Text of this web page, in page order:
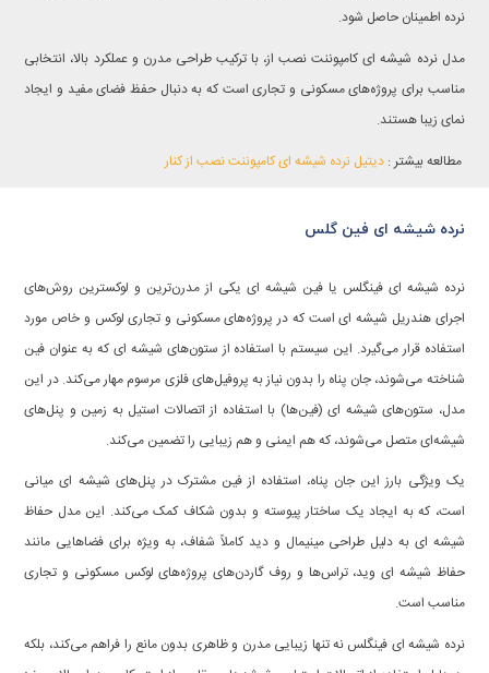
نرده اطمینان حاصل شود.
مدل نرده شیشه ای کامپوننت نصب از، با ترکیب طراحی مدرن و عملکرد بالا، انتخابی
مناسب برای پروژه‌های مسکونی و تجاری است که به دنبال حفظ فضای مفید و ایجاد
نمای زیبا هستند.
مطالعه بیشتر :دیتیل نرده شیشه ای کامپوننت نصب از کنار
نرده شیشه ای فین گلس
نرده شیشه ای فینگلس یا فین شیشه ای یکی از مدرن‌ترین و لوکسترین روش‌های
اجرای هندریل شیشه ای است که در پروژه‌های مسکونی و تجاری لوکس و خاص مورد
استفاده قرار می‌گیرد. این سیستم با استفاده از ستون‌های شیشه ای که به عنوان فین
شناخته می‌شوند، جان پناه را بدون نیاز به پروفیل‌های فلزی مرسوم مهار می‌کند. در این
مدل، ستون‌های شیشه ای (فین‌ها) با استفاده از اتصالات استیل به زمین و پنل‌های
شیشه‌ای متصل می‌شوند، که هم ایمنی و هم زیبایی را تضمین می‌کند.
یک ویژگی بارز این جان پناه، استفاده از فین مشترک در پنل‌های شیشه ای میانی
است، که به ایجاد یک ساختار پیوسته و بدون شکاف کمک می‌کند. این مدل حفاظ
شیشه ای به دلیل طراحی مینیمال و دید کاملاً شفاف، به ویژه برای فضاهایی مانند
حفاظ شیشه ای وید، تراس‌ها و روف گاردن‌های پروژه‌های لوکس مسکونی و تجاری
مناسب است.
نرده شیشه ای فینگلس نه تنها زیبایی مدرن و ظاهری بدون مانع را فراهم می‌کند، بلکه